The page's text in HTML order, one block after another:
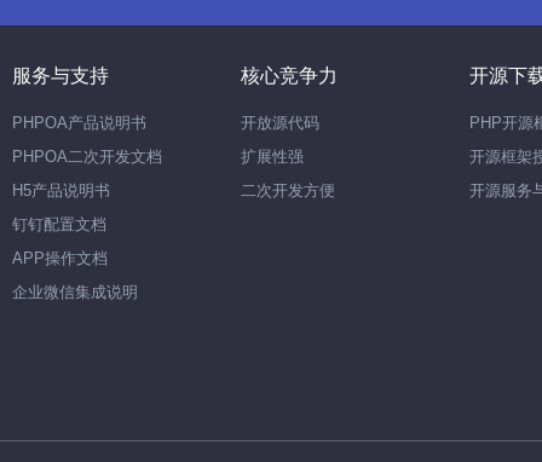
服务与支持
PHPOA产品说明书
PHPOA二次开发文档
H5产品说明书
钉钉配置文档
APP操作文档
企业微信集成说明
核心竞争力
开放源代码
扩展性强
二次开发方便
开源下
PHP开源
开源框架
开源服务